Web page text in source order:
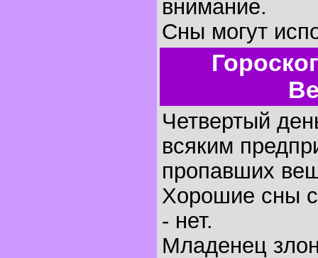
внимание.
Сны могут
Четвертый
всяким
пропавших
Хорошие сны
- нет.
Младенец